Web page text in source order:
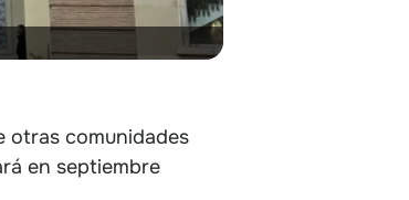
otras comunidades
en septiembre